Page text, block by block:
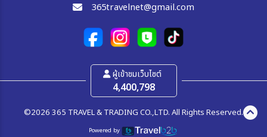
365travelnet@gmail.com
ผู้เข้าชมเว็บไซต์
4,400,798
©2026 365 TRAVEL & TRADING CO.,LTD. All Rights Reserved.
Powered by